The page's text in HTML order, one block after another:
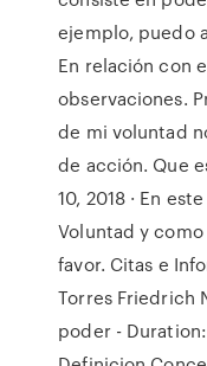
ejemplo, puedo
En relación con
observaciones.
de mi voluntad
de acción. Que
10, 2018 · En
Voluntad y
favor. Citas e
Torres Friedrich
poder -